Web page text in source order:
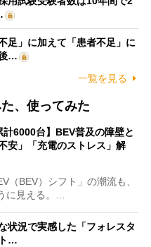
足」に加えて「患者不足」に
…
一覧を見る
、使ってみた
計6000台】BEV普及の障壁と
安」「充電のストレス」解
BEV）シフト」の潮流も、
に見える。…
状況で実感した「フォレスタ
…